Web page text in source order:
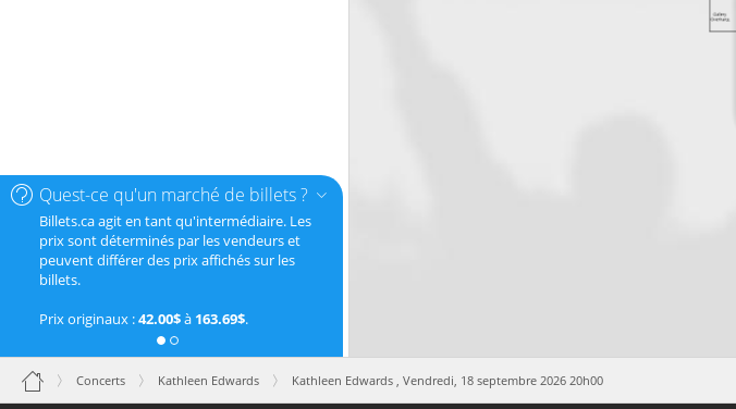
Quest-ce qu'un marché de billets ?
Billets.ca agit en tant qu'intermédiaire. Les
prix sont déterminés par les vendeurs et
peuvent différer des prix affichés sur les
billets.
Prix originaux :42.00$à 163.69$.
Concerts Kathleen Edwards Kathleen Edwards , Vendredi, 18 septembre 2026 20h00